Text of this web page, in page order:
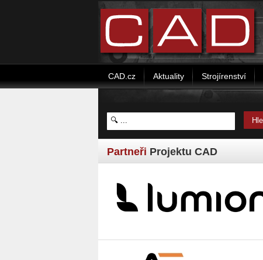
CAD.cz Aktuality Strojírenství
Partneři Projektu CAD